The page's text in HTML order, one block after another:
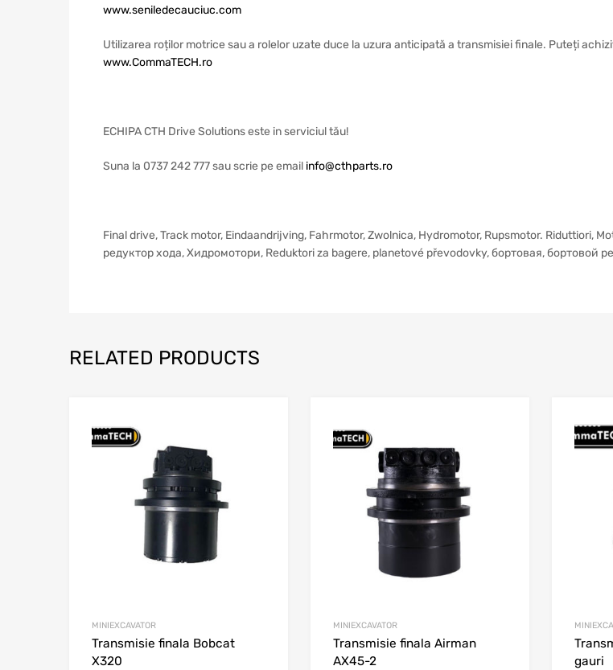
www.seniledecauciuc.com
Utilizarea roților motrice sau a rolelor uzate duce la uzura anticipată a transmisiei finale. Puteți
www.CommaTECH.ro
ECHIPA CTH Drive Solutions este in serviciul tău!
Suna la 0737 242 777 sau scrie pe email info@cthparts.ro
Final drive, Track motor, Eindaandrijving, Fahrmotor, Zwolnica, Hydromotor, Rupsmotor. Riduttiori,
редуктор xoдa, Хидромотори, Reduktori za bagere, planetové převodovky, бортовая, бортовой
RELATED PRODUCTS
MINIEXCAVATOR
Transmisie finala Bobcat
X320
Adaugă în wishlist
MINIEXCAVATOR
Transmisie finala Airman
AX45-2
gauri